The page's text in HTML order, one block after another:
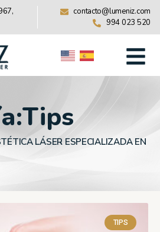
contacto@lumeniz.com
994 023 520
Tips
LÁSER ESPECIALIZADA EN
TIPS